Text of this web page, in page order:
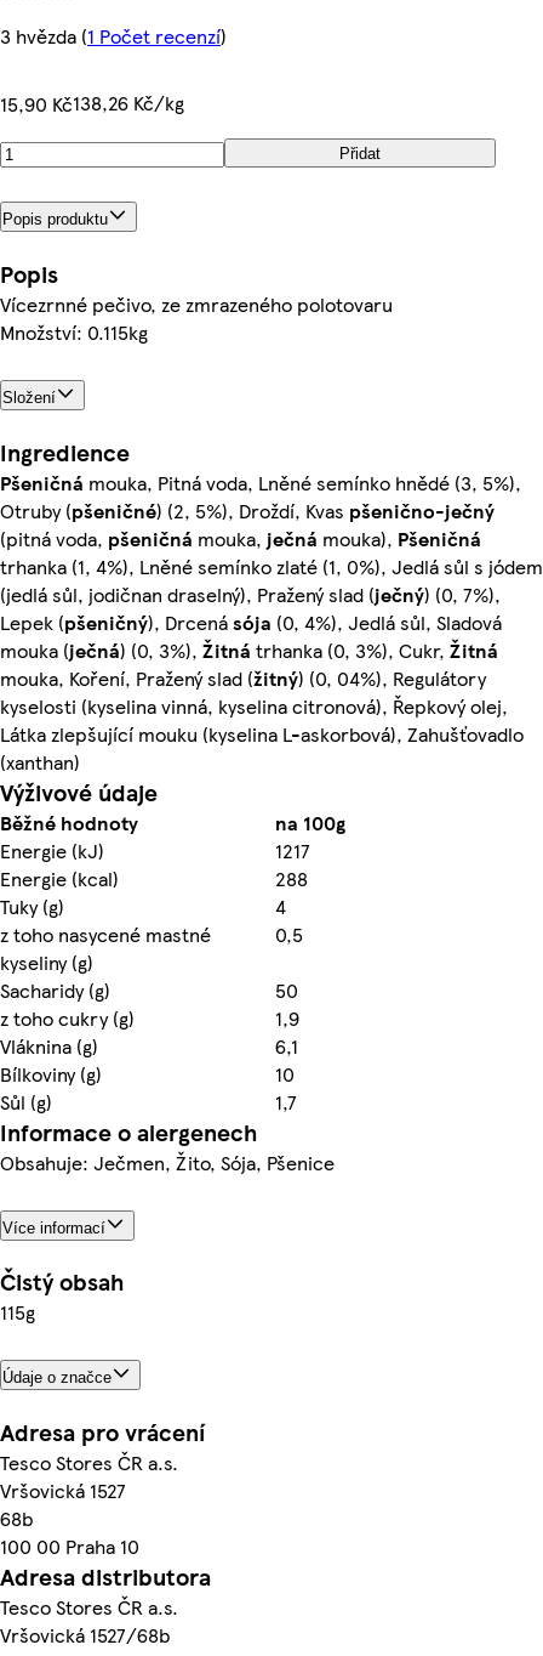
3 hvězda (1 Počet recenzí)
15,90 Kč138,26 Kč/kg
Přidat
Popis produktu
Popis
Vícezrnné pečivo, ze zmrazeného polotovaru
Množství: 0.115kg
Složení
Ingredience
Pšeničná mouka, Pitná voda, Lněné semínko hnědé (3, 5%),
Otruby (pšeničné) (2, 5%), Droždí, Kvas pšenično-ječný
(pitná voda, pšeničná mouka, ječná mouka), Pšeničná
trhanka (1, 4%), Lněné semínko zlaté (1, 0%), Jedlá sůl s jódem
(jedlá sůl, jodičnan draselný), Pražený slad (ječný) (0, 7%),
Lepek (pšeničný), Drcenásója (0, 4%), Jedlá sůl, Sladová
mouka (ječná) (0, 3%), Žitná trhanka (0, 3%), Cukr, Žitná
mouka, Koření, Pražený slad (žitný) (0, 04%), Regulátory
kyselosti (kyselina vinná, kyselina citronová), Řepkový olej,
Látka zlepšující mouku (kyselina L-askorbová), Zahušťovadlo
(xanthan)
Výživové údaje
Běžné hodnoty
na 100g
Energie (kJ)
1217
Energie (kcal)
288
Tuky (g)
4
z toho nasycené mastné
kyseliny (g)
0,5
Sacharidy (g)
50
z toho cukry (g)
1,9
Vláknina (g)
6,1
Bílkoviny (g)
10
Sůl (g)
1,7
Informace o alergenech
Obsahuje: Ječmen, Žito, Sója, Pšenice
Více informací
Čistý obsah
115g
Údaje o značce
Adresa pro vrácení
Tesco Stores ČR a.s.
Vršovická 1527
68b
100 00 Praha 10
Adresa distributora
Tesco Stores ČR a.s.
Vršovická 1527/68b